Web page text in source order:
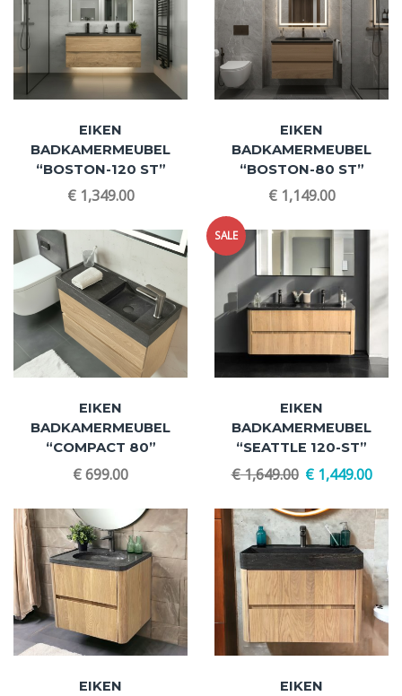
EIKEN
BADKAMERMEUBEL
“BOSTON-120 ST”
€1,349.00
EIKEN
BADKAMERMEUBEL
“BOSTON-80 ST”
€1,149.00
EIKEN
BADKAMERMEUBEL
“COMPACT 80”
€699.00
SALE
EIKEN
BADKAMERMEUBEL
“SEATTLE 120-ST”
€1,649.00 €1,449.00
EIKEN
EIKEN